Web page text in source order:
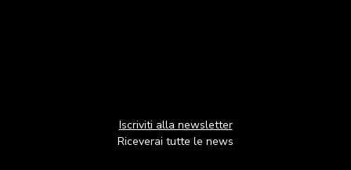
Iscriviti alla newsletter
Riceverai tutte le news